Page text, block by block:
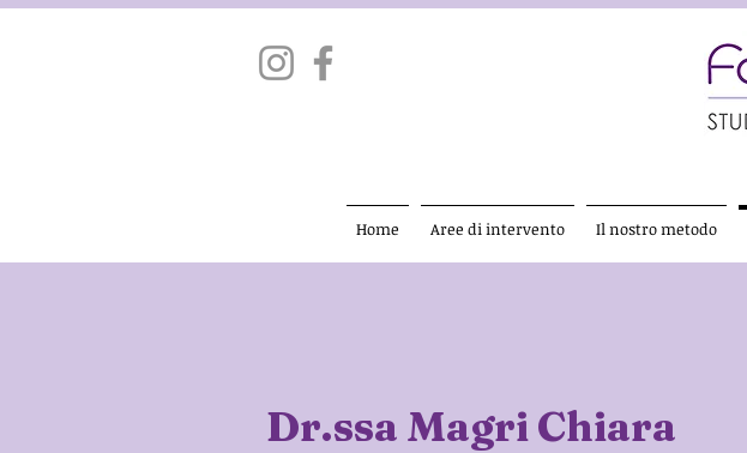
Home Aree di intervento Il nostro metodo
Dr.ssa Magri Chiara